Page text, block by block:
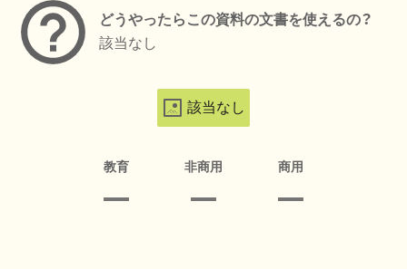
どうやったらこの資料の文書を使えるの？
該当なし
該当なし
教育 非商用 商用